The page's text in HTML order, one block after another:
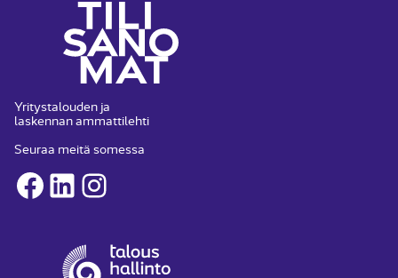
Yritystalouden ja
laskennan ammattilehti
Seuraa meitä somessa
Facebook
LinkedInInstagram